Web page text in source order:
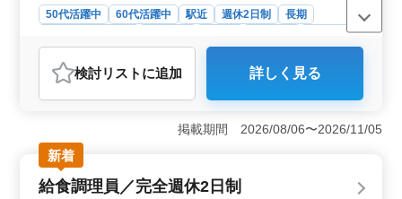
50代活躍中 60代活躍中 駅近 週休2日制
長期
業務委託
おすすめポイント
＜キャリアアップの機会＞ 弁護士として多様な業務に
携われる環境です。労働問題や債務回収、新規ビジネス
スキームの審査など、幅広い分野で、さらなる実務経験
を積むことができます。専門性を高める絶好のチャンス
です。 ＜働きやすい環境＞ 北浦和駅からすぐの立
地で通勤が便利です。週休2日制で、プライベートと仕事
検討リスト に追加 詳しく見る
掲載期間 2026/08/06〜2026/11/05
新着
給食調理員／完全週休2日制